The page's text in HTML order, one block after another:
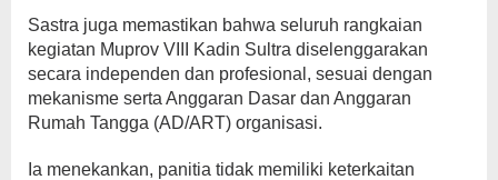
Sastra juga memastikan bahwa seluruh rangkaian
kegiatan Muprov VIII Kadin Sultra diselenggarakan
secara independen dan profesional, sesuai dengan
mekanisme serta Anggaran Dasar dan Anggaran
Rumah Tangga (AD/ART) organisasi.
Ia menekankan, panitia tidak memiliki keterkaitan